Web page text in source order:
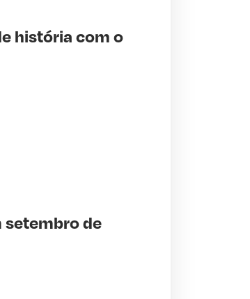
história com o
setembro de